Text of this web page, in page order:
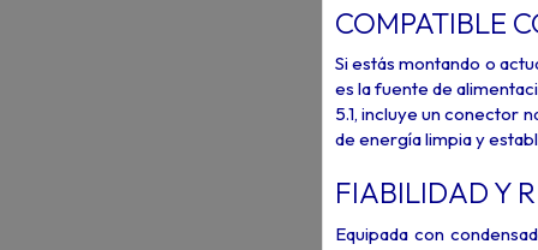
COMPATIBLE
Si estás montando o
es la fuente de
5.1, incluye un conector
de energía limpia y
FIABILIDAD Y
Equipada con